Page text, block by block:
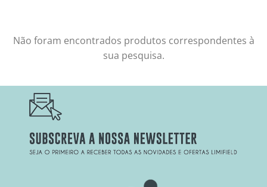
Não foram encontrados produtos correspondentes à
sua pesquisa.